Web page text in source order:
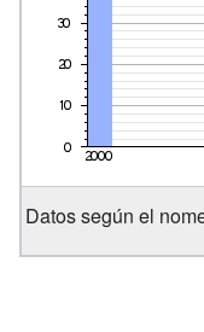
Datos según el